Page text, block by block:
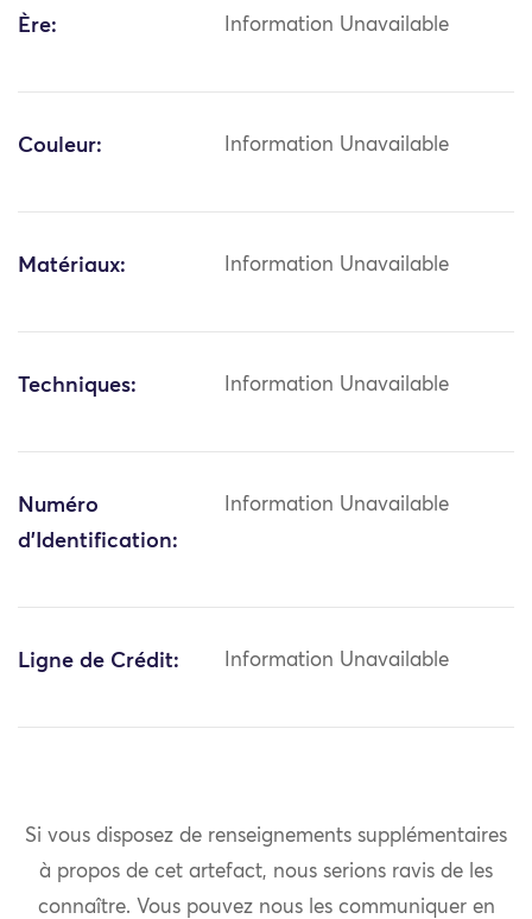
Ère: Information Unavailable
Couleur: Information Unavailable
Matériaux: Information Unavailable
Techniques: Information Unavailable
Numéro
d'Identification:
Information Unavailable
Ligne de Crédit: Information Unavailable
Si vous disposez de renseignements supplémentaires
à propos de cet artefact, nous serions ravis de les
connaître. Vous pouvez nous les communiquer en